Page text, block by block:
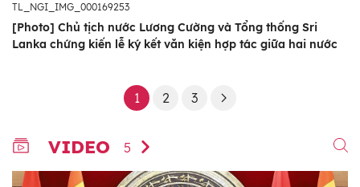
TL_NGI_IMG_000169253
[Photo] Chủ tịch nước Lương Cường và Tổng thống Sri
Lanka chứng kiến lễ ký kết văn kiện hợp tác giữa hai nước
1 2 3
VIDEO 5